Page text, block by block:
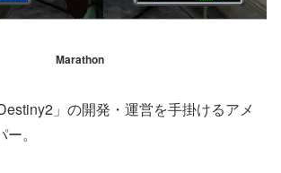
Marathon
」の開発・運営を手掛けるアメ
。